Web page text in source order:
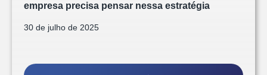
empresa precisa pensar nessa estratégia
30 de julho de 2025